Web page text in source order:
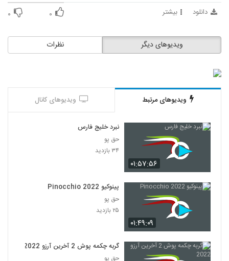
دانلود بیشتر ۰ ۰
نظرات ویدیوهای دیگر
ویدیوهای مرتبط ویدیوهای کانال
۰۱:۵۷:۵۶
نبرد خلیج فارس
حق پو
۳۴ بازدید
۰۱:۴۹:۰۹
پینوکیو Pinocchio 2022
حق پو
۲۵ بازدید
گربه چکمه پوش 2 آخرین آرزو 2022
حق پو